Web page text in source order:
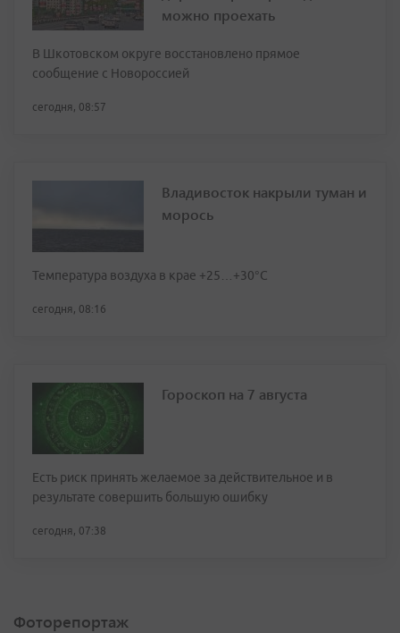
можно проехать
В Шкотовском округе восстановлено прямое
сообщение с Новороссией
сегодня, 08:57
Владивосток накрыли туман и
морось
Температура воздуха в крае +25…+30°C
сегодня, 08:16
Гороскоп на 7 августа
Есть риск принять желаемое за действительное и в
результате совершить большую ошибку
сегодня, 07:38
Фоторепортаж